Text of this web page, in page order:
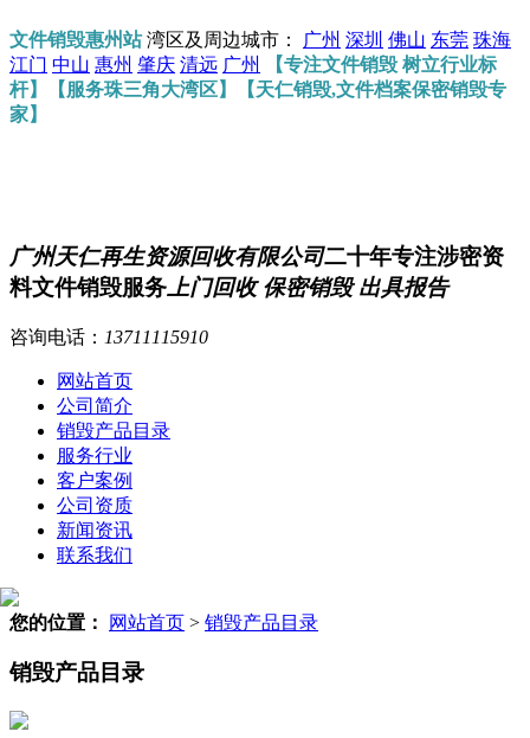
文件销毁惠州站湾区及周边城市： 广州 深圳 佛山 东莞 珠海
江门 中山 惠州 肇庆 清远 广州
【专注文件销毁 树立行业标
杆】【服务珠三角大湾区】【天仁销毁,文件档案保密销毁专
家】
广州天仁再生资源回收有限公司二十年专注涉密资
料文件销毁服务 上门回收 保密销毁 出具报告
咨询电话： 13711115910
网站首页
公司简介
销毁产品目录
服务行业
客户案例
公司资质
新闻资讯
联系我们
您的位置： 网站首页 > 销毁产品目录
销毁产品目录